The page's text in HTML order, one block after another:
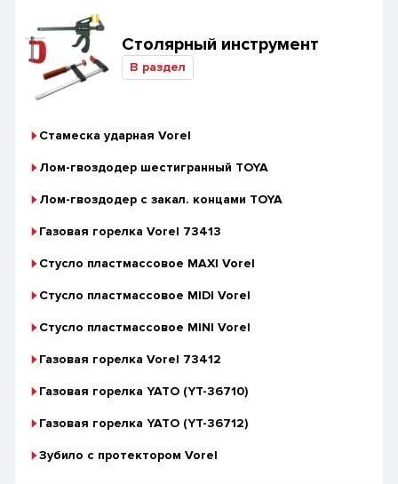
Столярный инструмент
В раздел
Стамеска ударная Vorel
Лом-гвоздодер шестигранный TOYA
Лом-гвоздодер с закал. концами TOYA
Газовая горелка Vorel 73413
Стусло пластмассовое MAXI Vorel
Стусло пластмассовое MIDI Vorel
Стусло пластмассовое MINI Vorel
Газовая горелка Vorel 73412
Газовая горелка YATO (YT-36710)
Газовая горелка YATO (YT-36712)
Зубило с протектором Vorel